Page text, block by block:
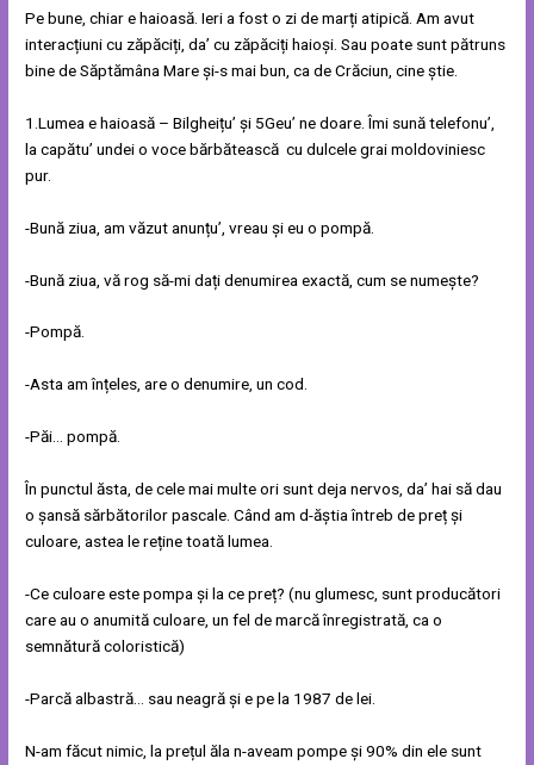
Pe bune, chiar e haioasă. Ieri a fost o zi de marți atipică. Am avut
interacțiuni cu zăpăciți, da’ cu zăpăciți haioși. Sau poate sunt pătruns
bine de Săptămâna Mare și-s mai bun, ca de Crăciun, cine știe.
1.Lumea e haioasă – Bilgheițu’ și 5Geu’ ne doare. Îmi sună telefonu’,
la capătu’ undei o voce bărbătească cu dulcele grai moldoviniesc
pur.
-Bună ziua, am văzut anunțu’, vreau și eu o pompă.
-Bună ziua, vă rog să-mi dați denumirea exactă, cum se numește?
-Pompă.
-Asta am înțeles, are o denumire, un cod.
-Păi… pompă.
În punctul ăsta, de cele mai multe ori sunt deja nervos, da’ hai să dau
o șansă sărbătorilor pascale. Când am d-ăștia întreb de preț și
culoare, astea le reține toată lumea.
-Ce culoare este pompa și la ce preț? (nu glumesc, sunt producători
care au o anumită culoare, un fel de marcă înregistrată, ca o
semnătură coloristică)
-Parcă albastră… sau neagră și e pe la 1987 de lei.
N-am făcut nimic, la prețul ăla n-aveam pompe și 90% din ele sunt